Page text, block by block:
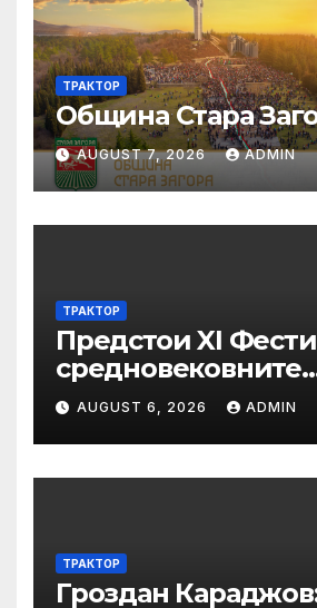
ТРАКТОР
Община Стара
AUGUST 7, 2026 ADMIN
ТРАКТОР
Предстои XI
средновековните
традиции, бит и
„Калето
AUGUST 6, 2026 ADMIN
ТРАКТОР
Гроздан